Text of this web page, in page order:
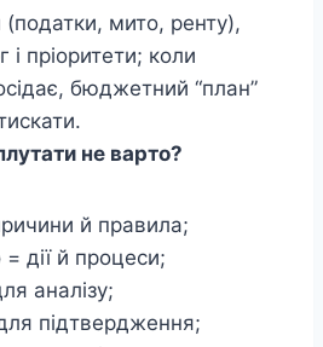
мито, ренту),
і пріоритети; коли
бюджетний “план”
не варто?
й правила;
дії й процеси;
аналізу;
підтвердження;